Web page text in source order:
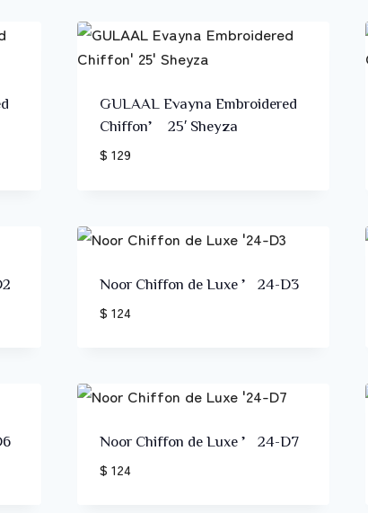
GULAAL Evayna Embroidered
Chiffon’ 25′ Sheyza
$ 129
Noor Chiffon de Luxe ’24-D3
$ 124
Noor Chiffon de Luxe ’24-D7
$ 124